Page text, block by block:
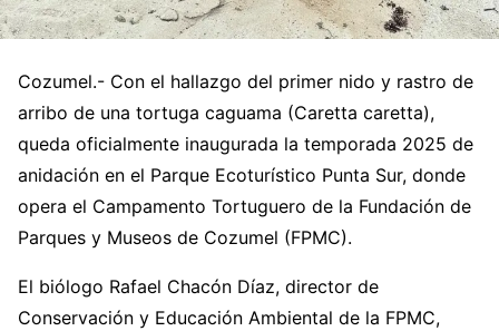
Cozumel.- Con el hallazgo del primer nido y rastro de
arribo de una tortuga caguama (Caretta caretta),
queda oficialmente inaugurada la temporada 2025 de
anidación en el Parque Ecoturístico Punta Sur, donde
opera el Campamento Tortuguero de la Fundación de
Parques y Museos de Cozumel (FPMC).
El biólogo Rafael Chacón Díaz, director de
Conservación y Educación Ambiental de la FPMC,